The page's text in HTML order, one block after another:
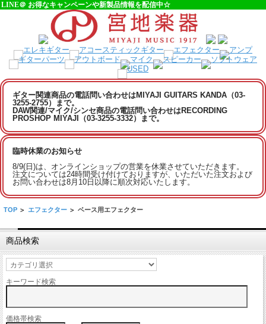
LINE＠ お得なキャンペーンや新製品情報を配信中☆
ギター関連商品の電話問い合わせはMIYAJI GUITARS KANDA（03-
3255-2755）まで。
DAW関連/マイク/シンセ商品の電話問い合わせはRECORDING
PROSHOP MIYAJI（03-3255-3332）まで。
臨時休業のお知らせ
8/9(日)は、オンラインショップの営業を休業させていただきます。
注文については24時間受け付けておりますが、いただいた注文および
お問い合わせは8月10日以降に順次対応いたします。
TOP > エフェクター > ベース用エフェクター
商品検索
キーワード検索
価格帯検索